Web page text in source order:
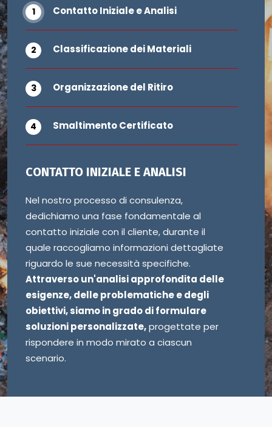
Contatto Iniziale e Analisi
Classificazione dei Materiali
Organizzazione del Ritiro
Smaltimento Certificato
CONTATTO INIZIALE E ANALISI
Nel nostro processo di consulenza,
dedichiamo una fase fondamentale al
contatto iniziale con il cliente, durante il
quale raccogliamo informazioni dettagliate
riguardo le sue necessità specifiche.
Attraverso un'analisi approfondita delle
esigenze, delle problematiche e degli
obiettivi, siamo in grado di formulare
soluzioni personalizzate,progettate per
rispondere in modo mirato a ciascun
scenario.